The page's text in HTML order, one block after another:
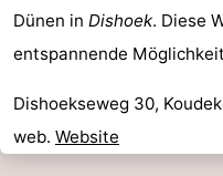
Renesse
-
Brouwershaven
-
Bruinisse
-
Dünen in Dishoek. Diese
entspannende
Dishoekseweg 30,
web. Website